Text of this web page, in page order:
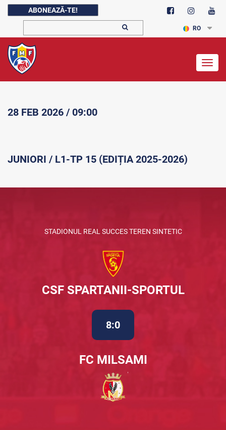
ABONEAZĂ-TE!
RO
28 FEB 2026 / 09:00
JUNIORI / L1-TP 15 (EDIȚIA 2025-2026)
STADIONUL REAL SUCCES TEREN SINTETIC
CSF SPARTANII-SPORTUL
8:0
FC MILSAMI